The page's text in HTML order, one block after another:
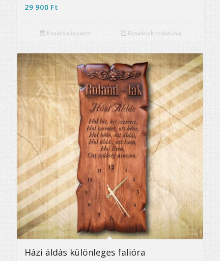
29 900 Ft
Kosárba teszem Részletek mutatása
5.00
Házi áldás különleges falióra